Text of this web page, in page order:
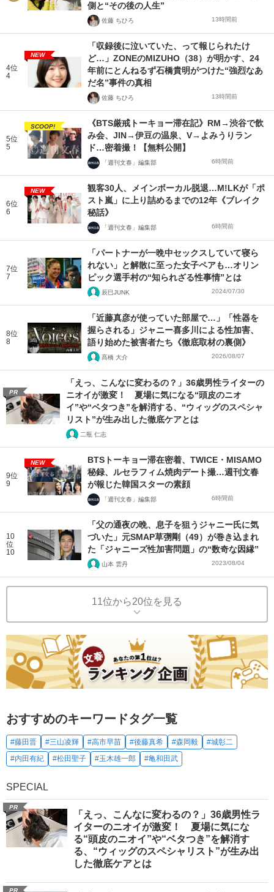
側と“その後の人生”
佐藤 ちひろ 13時間前
4位
4
NEW
「収録後に泣いていた、って報じられたけ
ど…」ZONEのMIZUHO（38）が明かす、24
年前にとんねるず石橋貴明がつけた“強烈なあ
だ名”事件の真相
佐藤 ちひろ 13時間前
5位
5
SCOOP!
《BTS厳戒トーキョー滞在記》RM→渋谷で飲
み会、JIN→伊豆の温泉、V→よみうりラン
ド…密着撮！【無料公開】
「週刊文春」編集部 6時間前
6位
6
NEW
観客30人、メインボーカル脱退…M!LKが「ポ
スト嵐」に上り詰めるまでの12年《ブレイク
秘話》
「週刊文春」編集部 6時間前
7位
7
「パートナーが一晩中セックスしていて寝ら
れない」と解散に至った女子ペアも…オリン
ピック選手村の“知られざる性事情”とは
辰巳JUNK 2024/07/30
8位
8
「近藤真彦が使っていた部屋で…」「性器を
握らされる」ジャニー喜多川による性加害、
語り始めた被害者たち《徹底取材の裏側》
髙橋 大介 2026/08/07
PR
「えっ、こんなに変わるの？」36歳男性ライターの
ニオイが激変！ 夏場に気になる“頭皮のニオ
イ”や“ベタつき”を解消する、“ウィッグのスペシャ
リスト”が生み出した徹底ケアとは
二瓶 仁志
9位
9
NEW
BTSトーキョー滞在密着、TWICE・MISAMO
秘録、ルセラフィム焼肉デート撮…週刊文春
が報じた韓国スターの素顔
「週刊文春」編集部 6時間前
10
位
10
「父の通夜の晩、息子を狙うジャニー氏に気
づいた」元SMAP草彅剛（49）が巻き込まれ
た「ジャニーズ性加害問題」の“数奇な因縁”
山本 雲丹 2023/08/04
11位から20位を見る
おすすめのキーワードタグ一覧
#藤田晋 #三山凌輝 #高市早苗 #後藤真希 #森岡毅
#城彰二
#内田有紀
#松田聖子 #玉木雄一郎 #亀和田武
SPECIAL
PR
「えっ、こんなに変わるの？」36歳男性ラ
イターのニオイが激変！ 夏場に気にな
る“頭皮のニオイ”や“ベタつき”を解消す
る、“ウィッグのスペシャリスト”が生み出
した徹底ケアとは
PR